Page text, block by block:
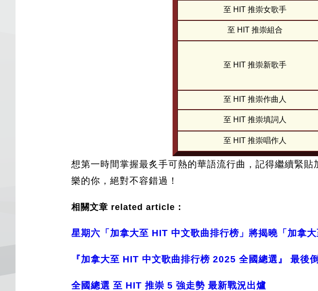
至 HIT 推崇女歌手
至 HIT 推崇組合
至 HIT 推崇新歌手
至 HIT 推崇作曲人
至 HIT 推崇填詞人
至 HIT 推崇唱作人
想第一時間掌握最炙手可熱的華語流行曲，記得繼續緊
樂的你，絕對不容錯過！
相關文章 related article：
星期六「加拿大至 HIT 中文歌曲排行榜」將揭曉「加拿
『加拿大至 HIT 中文歌曲排行榜 2025 全國總選』 最後
全國總選 至 HIT 推崇 5 強走勢 最新戰況出爐